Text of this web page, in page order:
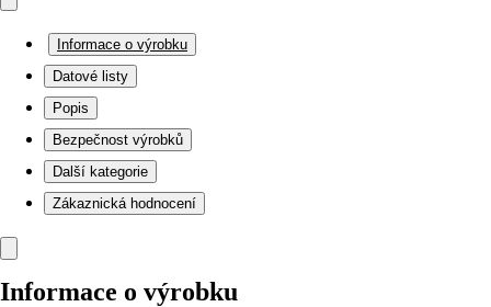
Informace o výrobku
Datové listy
Popis
Bezpečnost výrobků
Další kategorie
Zákaznická hodnocení
Informace o výrobku